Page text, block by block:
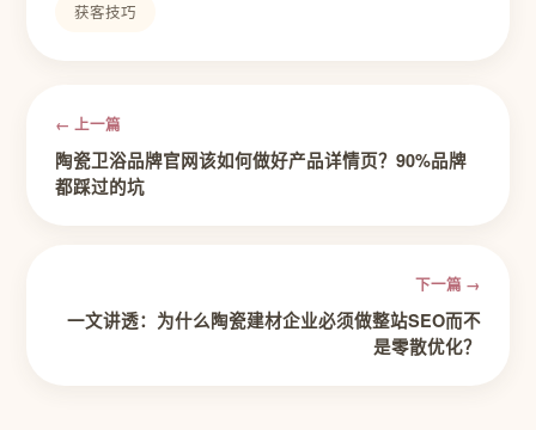
获客技巧
← 上一篇
陶瓷卫浴品牌官网该如何做好产品详情页？90%品牌
都踩过的坑
下一篇 →
一文讲透：为什么陶瓷建材企业必须做整站SEO而不
是零散优化？